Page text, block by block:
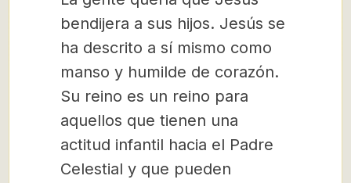
bendijera a sus hijos. Jesús se
ha descrito a sí mismo como
manso y humilde de corazón.
Su reino es un reino para
aquellos que tienen una
actitud infantil hacia el Padre
Celestial y que pueden